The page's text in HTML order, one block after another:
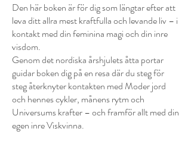
Den här boken är för dig som längtar efter att
leva ditt allra mest kraftfulla och levande liv – i
kontakt med din feminina magi och din inre
visdom.
Genom det nordiska årshjulets åtta portar
guidar boken dig på en resa där du steg för
steg återknyter kontakten med Moder jord
och hennes cykler, månens rytm och
Universums krafter – och framför allt med din
egen inre Viskvinna.